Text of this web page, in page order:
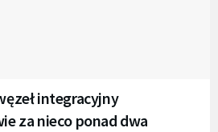
integracyjny
za nieco ponad dwa